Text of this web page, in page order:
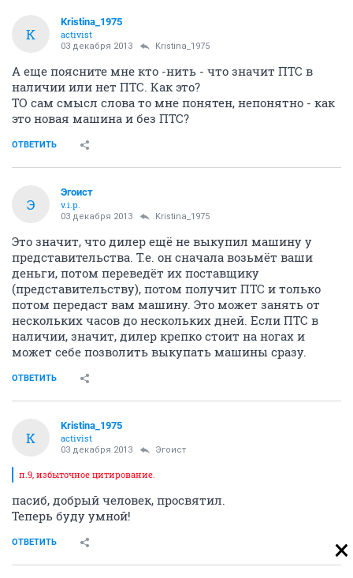
K
Kristina_1975
activist
03 декабря 2013 Kristina_1975
А еще поясните мне кто -нить - что значит ПТС в
наличии или нет ПТС. Как это?
ТО сам смысл слова то мне понятен, непонятно - как
это новая машина и без ПТС?
ОТВЕТИТЬ
Э
Эгоист
v.i.p.
03 декабря 2013 Kristina_1975
Это значит, что дилер ещё не выкупил машину у
представительства. Т.е. он сначала возьмёт ваши
деньги, потом переведёт их поставщику
(представительству), потом получит ПТС и только
потом передаст вам машину. Это может занять от
нескольких часов до нескольких дней. Если ПТС в
наличии, значит, дилер крепко стоит на ногах и
может себе позволить выкупать машины сразу.
ОТВЕТИТЬ
K
Kristina_1975
activist
03 декабря 2013 Эгоист
п.9, избыточное цитирование.
пасиб, добрый человек, просвятил.
Теперь буду умной!
ОТВЕТИТЬ